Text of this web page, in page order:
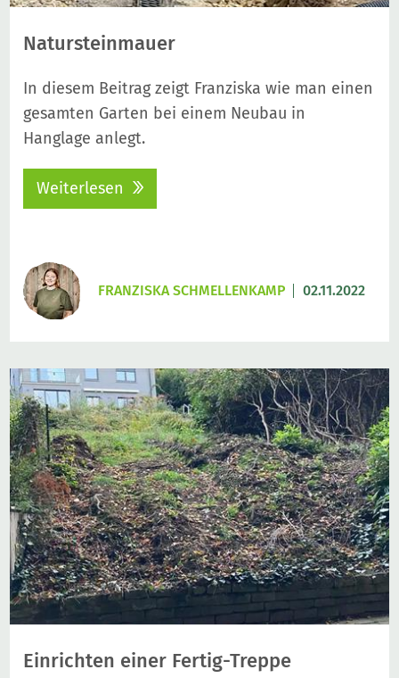
Natursteinmauer
In diesem Beitrag zeigt Franziska wie man einen
gesamten Garten bei einem Neubau in
Hanglage anlegt.
Weiterlesen
FRANZISKA SCHMELLENKAMP 02.11.2022
Einrichten einer Fertig-Treppe